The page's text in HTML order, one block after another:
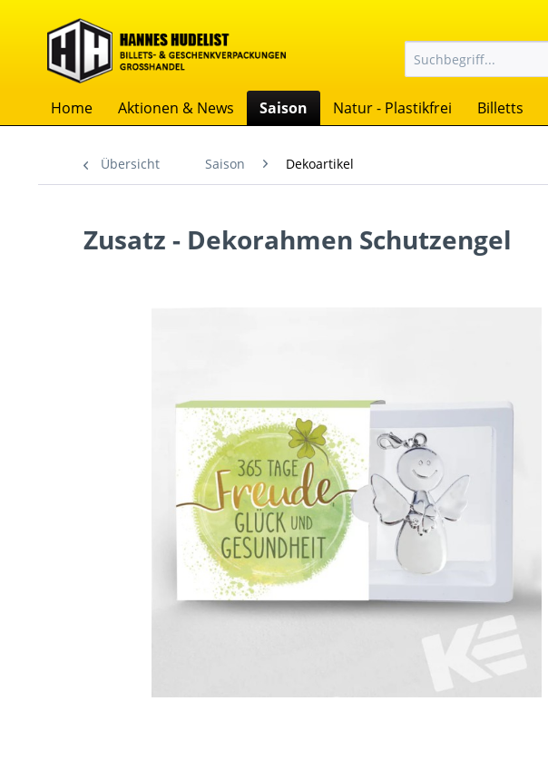
Home Aktionen & News Saison Natur - Plastikfrei Billetts
Übersicht Saison Dekoartikel
Zusatz - Dekorahmen Schutzengel